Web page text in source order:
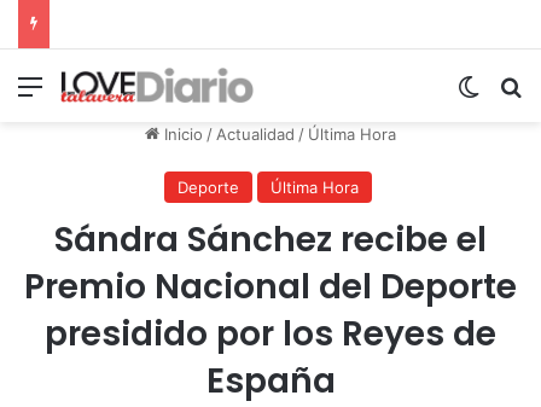
Menú
Inicio /Actualidad / Última Hora
Deporte Última Hora
Sándra Sánchez recibe el
Premio Nacional del Deporte
presidido por los Reyes de
España